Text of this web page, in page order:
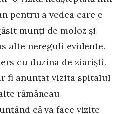
pentru a vedea care e
munți de moloz și
alte nereguli evidente.
cu duzina de ziariști.
fi anunțat vizita spitalul
rămâneau
că va face vizite